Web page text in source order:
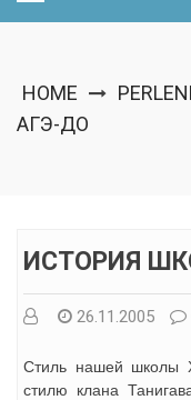
HOME
АГЭ-ДО
ИСТОРИЯ
26.11.2005
Стиль нашей школы
стилю клана